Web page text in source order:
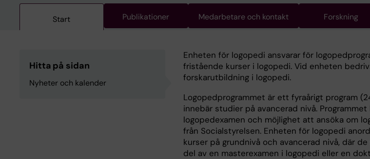
Start Publikationer Medarbetare och kontakt Forskning
Hitta på sidan
Nyheter och kalender
Enheten för logopedi ansvarar för
fristående kurser i logopedi. Vid enheten
forskarutbildning i logopedi.
Logopedprogrammet är ett fyraårigt program
innebär studier på avancerad nivå.
logopedexamen och möjlighet att ansöka om
från Socialstyrelsen. Enheten för logopedi
kurser på grundnivå och avancerad nivå, där de
del av en masterexamen i logopedi eller en